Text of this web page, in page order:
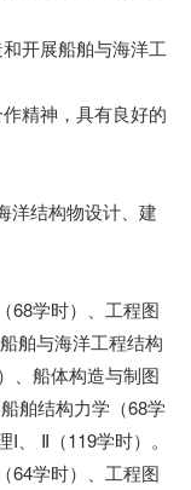
开展船舶与海洋工
精神，具有良好的
洋结构物设计、建
68学时）、工程图
舶与海洋工程结构
、船体构造与制图
舶结构力学（68学
、 Ⅱ（119学时）。
64学时）、工程图